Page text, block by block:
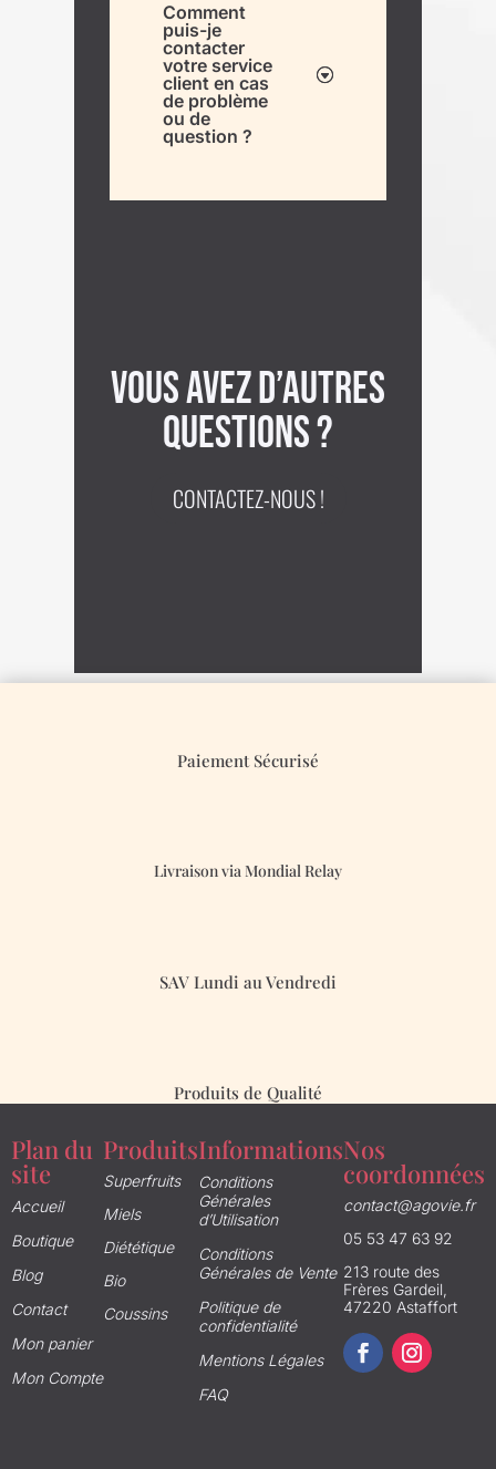
Comment
puis-je
contacter
votre service
client en cas
de problème
ou de
question ?
Vous avez d’autres
questions ?
CONTACTEZ-NOUS !
Paiement Sécurisé
Livraison via Mondial Relay
SAV Lundi au Vendredi
Produits de Qualité
Plan du
site
Accueil
Boutique
Blog
Contact
Mon panier
Mon Compte
Produits
Superfruits
Miels
Diététique
Bio
Coussins
Informations
Conditions
Générales
d’Utilisation
Conditions
Générales de Vente
Politique de
confidentialité
Mentions Légales
FAQ
Nos
coordonnées
contact@agovie.fr
05 53 47 63 92
213 route des
Frères Gardeil,
47220 Astaffort